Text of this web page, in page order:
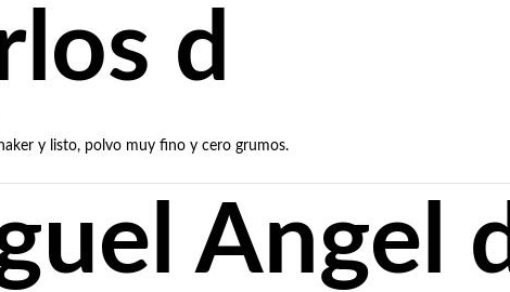
d
y listo, polvo muy fino y cero grumos.
Angel d